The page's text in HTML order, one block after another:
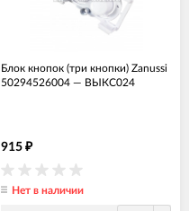
Блок кнопок (три кнопки) Zanussi
50294526004 — ВЫКС024
915 ₽
Нет в наличии